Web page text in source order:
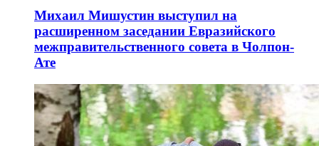
Михаил Мишустин выступил на
расширенном заседании Евразийского
межправительственного совета в Чолпон-
Ате